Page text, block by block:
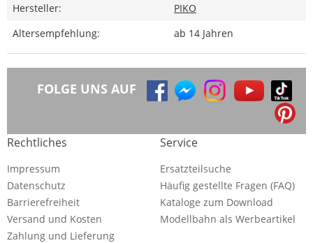
Hersteller:
PIKO
Altersempfehlung:
ab 14 Jahren
FOLGE UNS AUF
Rechtliches
Impressum
Datenschutz
Barrierefreiheit
Versand und Kosten
Zahlung und Lieferung
Service
Ersatzteilsuche
Häufig gestellte Fragen (FAQ)
Kataloge zum Download
Modellbahn als Werbeartikel